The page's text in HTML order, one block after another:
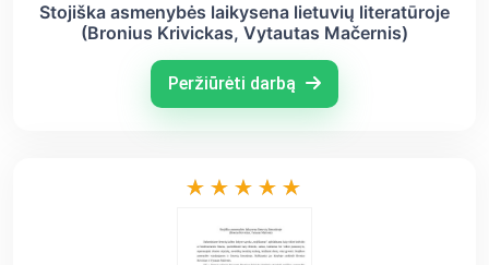
Stojiška asmenybės laikysena lietuvių literatūroje
(Bronius Krivickas, Vytautas Mačernis)
Peržiūrėti darbą